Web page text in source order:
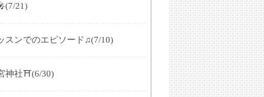
(7/21)
スンでのエピソード♫(7/10)
神社⛩️(6/30)